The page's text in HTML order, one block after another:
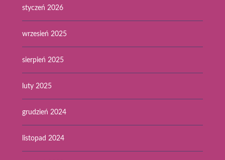
styczeń 2026
wrzesień 2025
sierpień 2025
luty 2025
grudzień 2024
listopad 2024